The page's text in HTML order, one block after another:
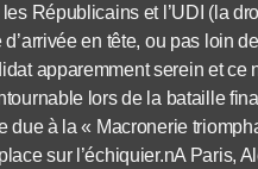
Républicains et l’UDI (la
d’arrivée en tête, ou pas loin
apparemment serein et ce
lors de la bataille
due à la « Macronerie
sur l’échiquier.nA Paris,